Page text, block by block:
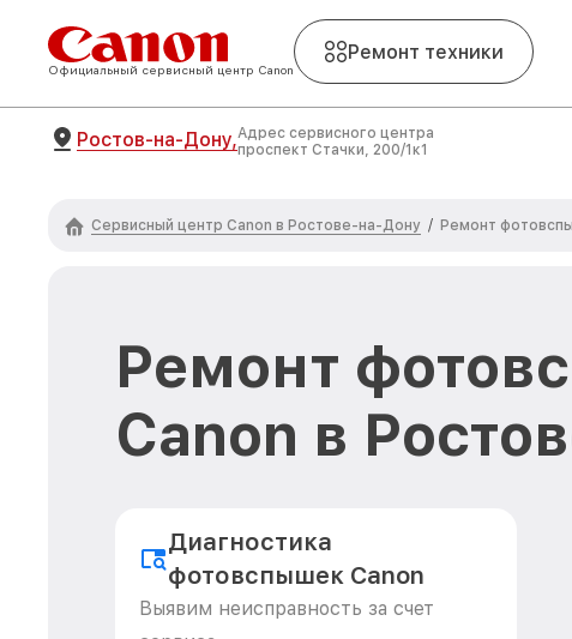
Официальный сервисный центр Canon
Ремонт техники
Ростов-на-Дону,Адрес сервисного центра
проспект Стачки, 200/1к1
Сервисный центр Canon в Ростове-на-Дону / Ремонт
Ремонт
Canon в
Диагностика
фотовспышек Canon
Выявим неисправность за счет